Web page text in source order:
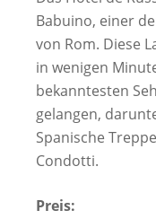
Babuino, einer
von Rom. Diese
in wenigen
bekanntesten
gelangen,
Spanische
Condotti.
Preis: